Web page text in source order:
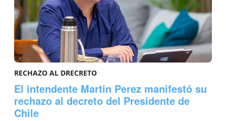
RECHAZO AL DRECRETO
El intendente Martin Perez manifestó su
rechazo al decreto del Presidente de
Chile